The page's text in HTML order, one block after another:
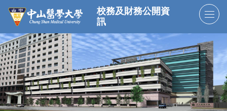
跳
到
主
要
內
容
區
校務及財務公開資
訊